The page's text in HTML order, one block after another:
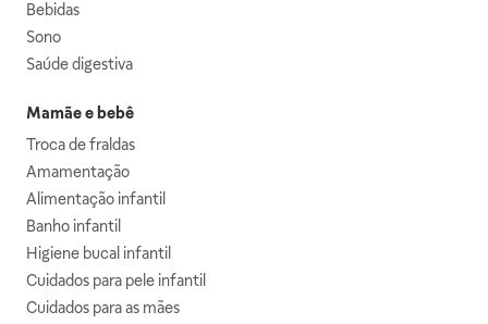
Bebidas
Sono
Saúde digestiva
Mamãe e bebê
Troca de fraldas
Amamentação
Alimentação infantil
Banho infantil
Higiene bucal infantil
Cuidados para pele infantil
Cuidados para as mães